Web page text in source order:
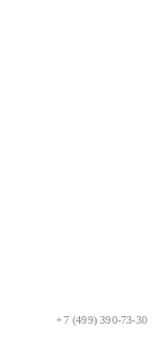
+7 (499) 390-73-30